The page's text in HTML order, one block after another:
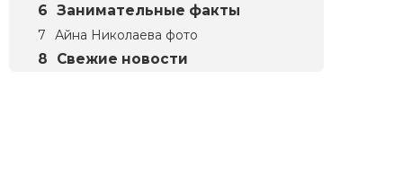
Занимательные факты
Айна Николаева фото
Свежие новости